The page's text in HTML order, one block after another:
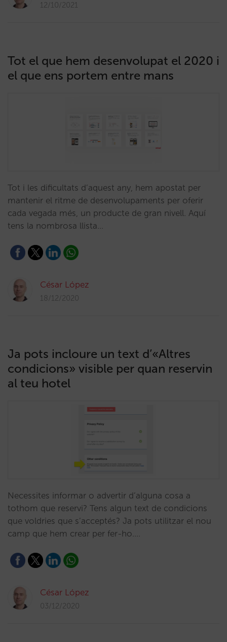
12/10/2021
Tot el que hem desenvolupat el 2020 i
el que ens portem entre mans
Tot i les dificultats d’aquest any, hem apostat per
mantenir el ritme de desenvolupaments per oferir
cada vegada més, un producte de gran nivell. Aquí
tens la nombrosa llista…
César López
18/12/2020
Ja pots incloure un text d’«Altres
condicions» visible per quan reservin
al teu hotel
Necessites informar o advertir d’alguna cosa a
tothom que reservi? Tens algun text de condicions
que voldries que s’acceptés? Ja pots utilitzar el nou
camp que hem crear per fer-ho.…
César López
03/12/2020